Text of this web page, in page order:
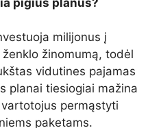
milijonus į
žinomumą, todėl
vidutines pajamas
planai tiesiogiai mažina
permąstyti
paketams.